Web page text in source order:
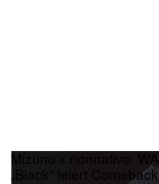
Mizuno x nonnative:
„Black“ feiert Comeback